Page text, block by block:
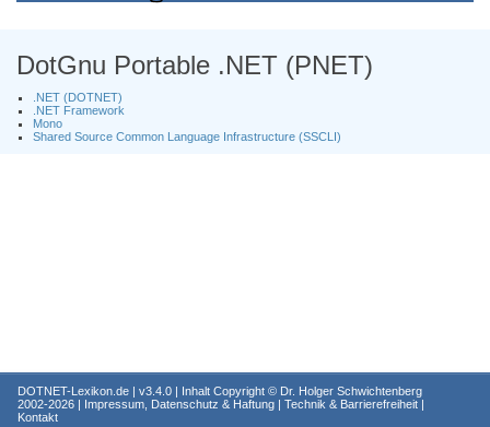
DotGnu Portable .NET (PNET)
.NET (DOTNET)
.NET Framework
Mono
Shared Source Common Language Infrastructure (SSCLI)
DOTNET-Lexikon.de | v3.4.0 | Inhalt Copyright © Dr. Holger Schwichtenberg
2002-2026 | Impressum, Datenschutz & Haftung | Technik & Barrierefreiheit |
Kontakt